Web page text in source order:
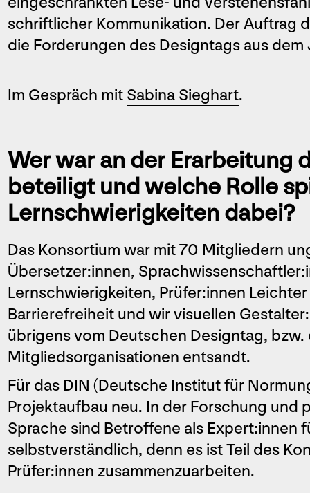
schriftlicher Kommunikation. Der Auftrag
die Forderungen des Designtags aus
Im Gespräch mit Sabina Sieghart.
Wer war an der Erarbeitung
beteiligt und welche Rolle
Lernschwierigkeiten dabei?
Das Konsortium war mit 70 Mitgliedern
Übersetzer:innen,
Lernschwierigkeiten, Prüfer:innen
Barrierefreiheit und wir visuellen
übrigens vom Deutschen Designtag, bzw.
Mitgliedsorganisationen entsandt.
Für das DIN (Deutsche Institut für
Projektaufbau neu. In der Forschung und
Sprache sind Betroffene als Expert:innen
selbstverständlich, denn es ist Teil des
Prüfer:innen zusammenzuarbeiten.